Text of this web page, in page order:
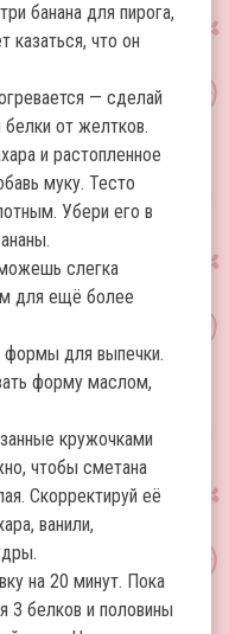
банана для пирога,
что он
— сделай
белки от желтков.
и растопленное
муку. Тесто
Убери его в
слегка
для ещё более
формы для выпечки.
форму маслом,
кружочками
чтобы сметана
Скорректируй её
ванили,
на 20 минут. Пока
3 белков и половины